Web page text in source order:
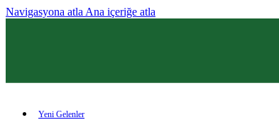
Navigasyona atla Ana içeriğe atla
Yeni Gelenler